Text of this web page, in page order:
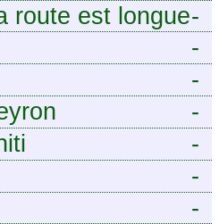
-
route est longue
libre…
-
-
-
-
-
-